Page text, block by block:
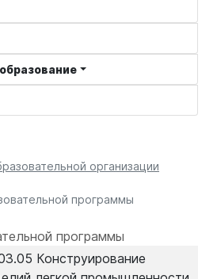
организации
программы
программы
Конструирование